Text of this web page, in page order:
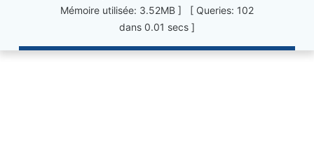
Mémoire utilisée: 3.52MB ] [ Queries: 102
dans 0.01 secs ]